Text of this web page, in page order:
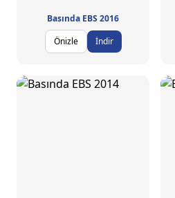
Basında EBS 2016
Önizle
İndir